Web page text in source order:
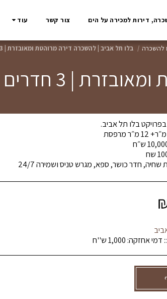
דירות למכירה על הים צור קשר עוד
בלו תל אביב | להשכרה דירה מרוהטת ומאובזרת | 3 חדרים
| 3 חדרים
שחיה, חדר כושר, ספא, מגרש טניס ושמירה 24/7
דמי אחזקה: 1,000 ש''ח